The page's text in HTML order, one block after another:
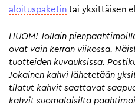
aloituspaketin tai yksittäisen
HUOM! Jollain
ovat vain kerran viikossa.
tuotteiden kuvauksissa.
Jokainen kahvi lähetetään
tilatut kahvit saattavat
kahvit suomalaisilta